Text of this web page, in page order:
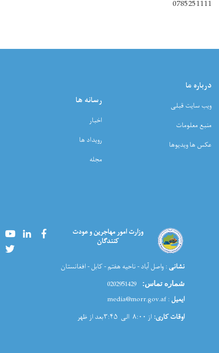
0785251111
درباره ما
ویب سایت قبلی
منبع معلومات
عکس ها ویدیوها
رسانه ها
اخبار
رویداد ها
مجله
وزارت امور مهاجرین و عودت
کنندگان
YoutubeLinkedInFacebook
نشانی : واصل آباد - ناحیه هفتم - کابل - افغانستان
شماره تماس:
ایمیل : media@morr.gov.af
اوقات کاری: از ۸:۰۰ الی ۳:۴۵بعد از ظهر